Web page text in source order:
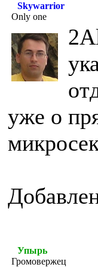
Skywarrior
Only one
уже о
Упырь
Громовержец